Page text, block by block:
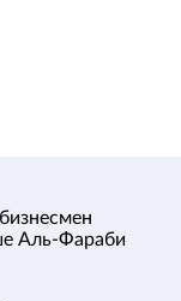
Аль-Фараби